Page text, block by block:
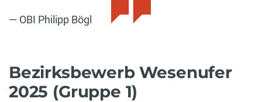
OBI Philipp Bögl
Bezirksbewerb Wesenufer
2025 (Gruppe 1)